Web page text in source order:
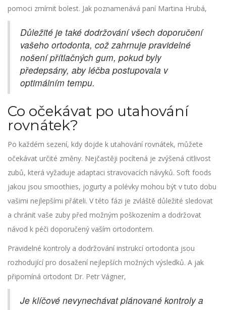
pomoci zmírnit bolest. Jak poznamenává paní Martina Hrubá,
Důležité je také dodržování všech doporučení
vašeho ortodonta, což zahrnuje pravidelné
nošení přítlačných gum, pokud byly
předepsány, aby léčba postupovala v
optimálním tempu.
Co očekávat po utahování
rovnátek?
Po každém sezení, kdy dojde k utahování rovnátek, můžete
očekávat určité změny. Nejčastěji pocítená je zvýšená citlivost
zubů, která vyžaduje adaptaci stravovacích návyků. Soft foods
jakou jsou smoothies, jogurty a polévky mohou být v tuto dobu
vašimi nejlepšími přáteli. V této fázi je zvláště důležité sledovat
a chránit vaše zuby před možným poškozením a dodržovat
návod k péči doporučený vaším ortodontem.
Pravidelné kontroly a dodržování instrukcí ortodonta jsou
rozhodující pro dosažení nejlepších možných výsledků. A jak
připomíná ortodont Dr. Petr Vágner,
Je klíčové nevynechávat plánované kontroly a